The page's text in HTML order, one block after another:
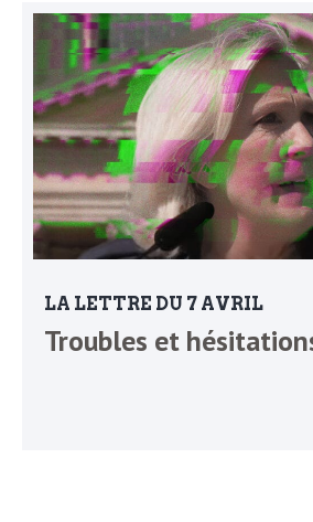
L
e
t
t
r
LA LETTRE DU 7 AVRIL
Troubles et